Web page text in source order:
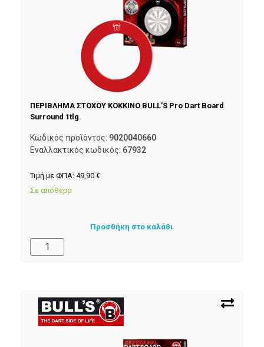
ΠΕΡΙΒΛΗΜΑ ΣΤΟΧΟΥ ΚΟΚΚΙΝΟ BULL’S Pro Dart Board
Surround 1tlg.
Κωδικός προϊόντος: 9020040660
Εναλλακτικός κωδικός: 67932
Τιμή με ΦΠΑ: 49,90 €
Σε απόθεμα
Προσθήκη στο καλάθι